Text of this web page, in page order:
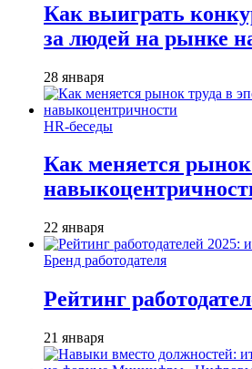
Как выиграть
за людей на рынке
28 января
HR-беседы
Как меняется рынок
22 января
Бренд работодателя
Рейтинг
21 января